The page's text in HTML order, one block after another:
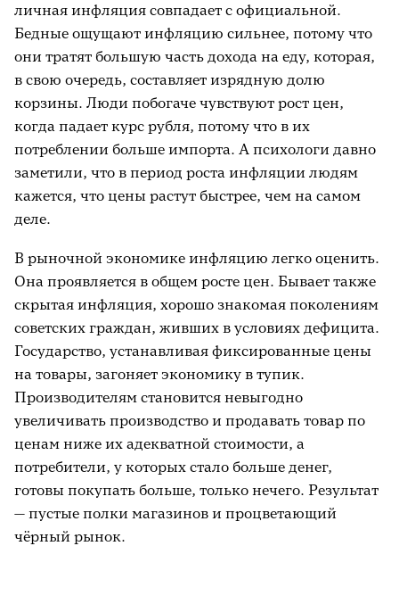
личная инфляция совпадает с официальной.
Бедные ощущают инфляцию сильнее, потому что
они тратят большую часть дохода на еду, которая,
в свою очередь, составляет изрядную долю
корзины. Люди побогаче чувствуют рост цен,
когда падает курс рубля, потому что в их
потреблении больше импорта. А психологи давно
заметили, что в период роста инфляции людям
кажется, что цены растут быстрее, чем на самом
деле.
В рыночной экономике инфляцию легко оценить.
Она проявляется в общем росте цен. Бывает также
скрытая инфляция, хорошо знакомая поколениям
советских граждан, живших в условиях дефицита.
Государство, устанавливая фиксированные цены
на товары, загоняет экономику в тупик.
Производителям становится невыгодно
увеличивать производство и продавать товар по
ценам ниже их адекватной стоимости, а
потребители, у которых стало больше денег,
готовы покупать больше, только нечего. Результат
— пустые полки магазинов и процветающий
чёрный рынок.